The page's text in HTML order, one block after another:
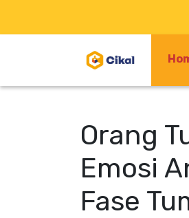
Orang
Emosi
Fase